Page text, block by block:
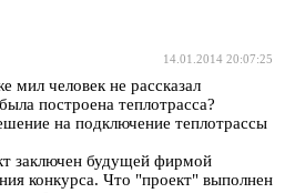
14.01.2014 20:07:25
человек не рассказал
построена теплотрасса?
на подключение теплотрассы
заключен будущей фирмой
конкурса. Что "проект" выполнен